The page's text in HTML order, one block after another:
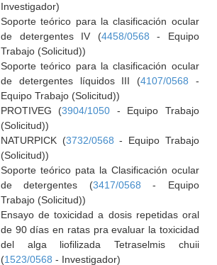
Investigador)
Soporte teórico para la clasificación ocular
de detergentes IV (4458/0568 - Equipo
Trabajo (Solicitud))
Soporte teórico para la clasificación ocular
de detergentes líquidos III (4107/0568 -
Equipo Trabajo (Solicitud))
PROTIVEG (3904/1050 - Equipo Trabajo
(Solicitud))
NATURPICK (3732/0568 - Equipo Trabajo
(Solicitud))
Soporte teórico pata la Clasificación ocular
de detergentes (3417/0568 - Equipo
Trabajo (Solicitud))
Ensayo de toxicidad a dosis repetidas oral
de 90 días en ratas pra evaluar la toxicidad
del alga liofilizada Tetraselmis chuii
(1523/0568 - Investigador)